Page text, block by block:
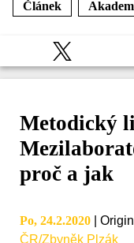
Článek
Metodický
proč a jak
Po, 24.2.2020
ČR/Zbyněk Plzák